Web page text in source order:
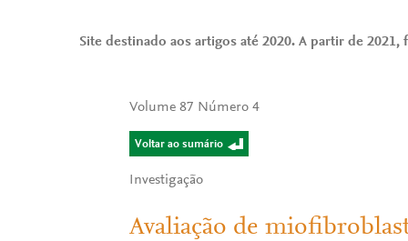
Site destinado aos artigos até 2020. A partir de
Volume 87 Número 4
Voltar ao sumário
Investigação
Avaliação de